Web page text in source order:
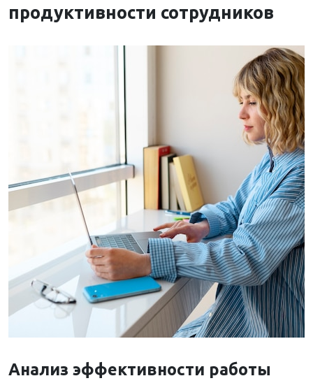
продуктивности сотрудников
Анализ эффективности работы